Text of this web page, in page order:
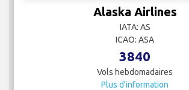
Alaska Airlines
IATA: AS
ICAO: ASA
3840
Vols hebdomadaires
Plus d'information